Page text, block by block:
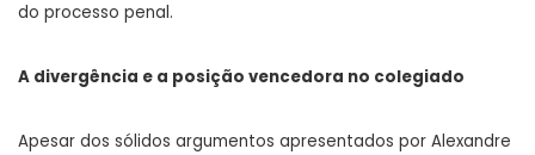
do processo penal.
A divergência e a posição vencedora no colegiado
Apesar dos sólidos argumentos apresentados por Alexandre